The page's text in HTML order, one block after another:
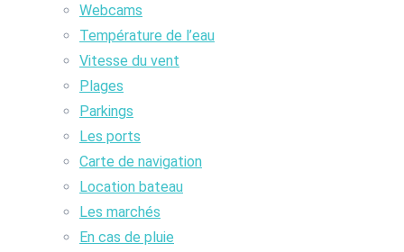
Webcams
Température de l’eau
Vitesse du vent
Plages
Parkings
Les ports
Carte de navigation
Location bateau
Les marchés
En cas de pluie